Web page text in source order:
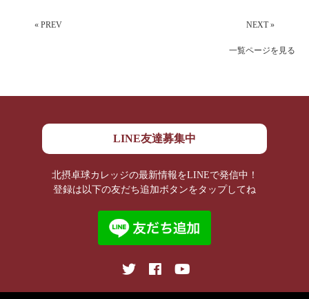
« PREV NEXT »
一覧ページを見る
LINE友達募集中
北摂卓球カレッジの最新情報をLINEで発信中！
登録は以下の友だち追加ボタンをタップしてね